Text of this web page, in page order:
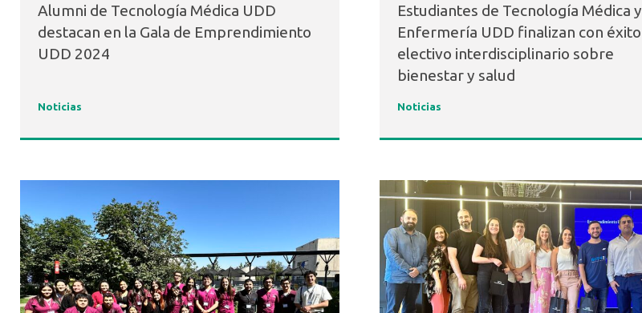
Alumni de Tecnología Médica UDD
destacan en la Gala de Emprendimiento
UDD 2024
Noticias
Estudiantes de Tecnología Médica y
Enfermería UDD finalizan con éxito
electivo interdisciplinario sobre
bienestar y salud
Noticias